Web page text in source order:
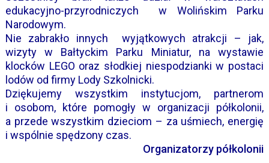
edukacyjno-przyrodniczych w Wolińskim Parku
Narodowym.
Nie zabrakło innych wyjątkowych atrakcji – jak,
wizyty w Bałtyckim Parku Miniatur, na wystawie
klocków LEGO oraz słodkiej niespodzianki w postaci
lodów od firmy Lody Szkolnicki.
Dziękujemy wszystkim instytucjom, partnerom
i osobom, które pomogły w organizacji półkolonii,
a przede wszystkim dzieciom – za uśmiech, energię
i wspólnie spędzony czas.
Organizatorzy półkolonii